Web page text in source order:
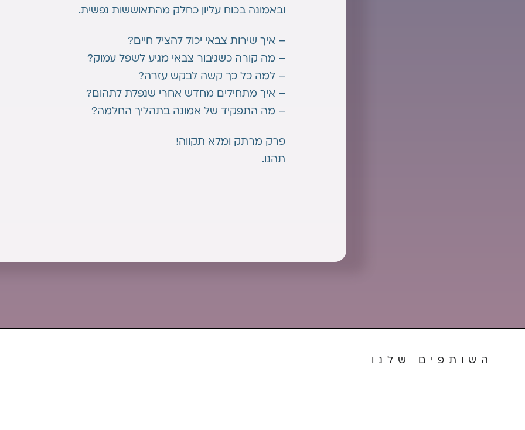
ובאמונה בכוח עליון כחלק מהתאוששות נפשית.
– איך שירות צבאי יכול להציל חיים?
– מה קורה כשגיבור צבאי מגיע לשפל עמוק?
– למה כל כך קשה לבקש עזרה?
– איך מתחילים מחדש אחרי שנפלת לתהום?
– מה התפקיד של אמונה בתהליך החלמה?
פרק מרתק ומלא תקווה!
תהנו.
השותפים שלנו